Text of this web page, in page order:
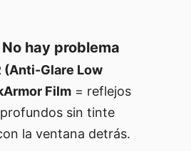
hay problema
(Anti-Glare Low
Film = reflejos
sin tinte
la ventana detrás.